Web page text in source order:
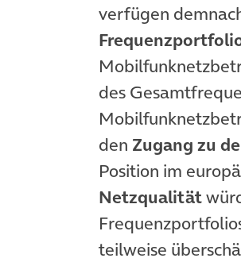
verfügen
des
den Zugang zu
Position im
Netzqualität
teilweise